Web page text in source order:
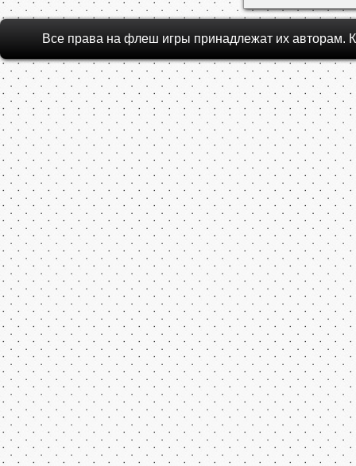
Все права на флеш игры принадлежат их авторам.